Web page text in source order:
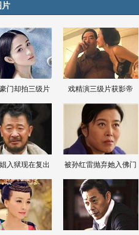
片
门却拍三级片 戏精演三级片获影帝
入狱现在复出 被孙红雷抛弃她入佛门